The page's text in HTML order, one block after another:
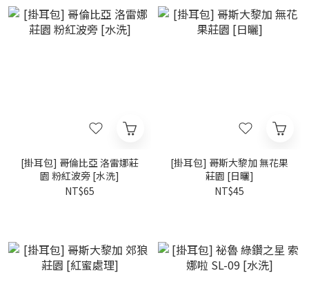
[掛耳包] 哥倫比亞 洛雷娜莊
園 粉紅波旁 [水洗]
NT$65
[掛耳包] 哥斯大黎加 無花果
莊園 [日曬]
NT$45